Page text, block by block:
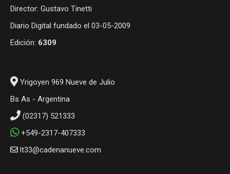
Director: Gustavo Tinetti
Diario Digital fundado el 03-05-2009
Edición: 6309
Yrigoyen 969 Nueve de Julio
Bs As - Argentina
(02317) 521333
+549-2317-407333
lt33@cadenanueve.com